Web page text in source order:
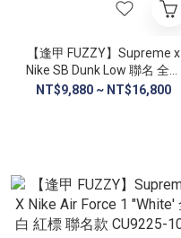
【逢甲 FUZZY】Supreme x
Nike SB Dunk Low 聯名 全黑
HQ8487-001 白灰 HQ8487-
NT$9,880 ~ NT$16,800